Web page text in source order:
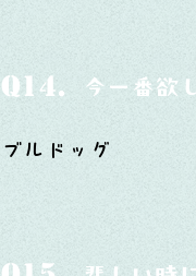
Q14. 今一番欲
ブルドッグ